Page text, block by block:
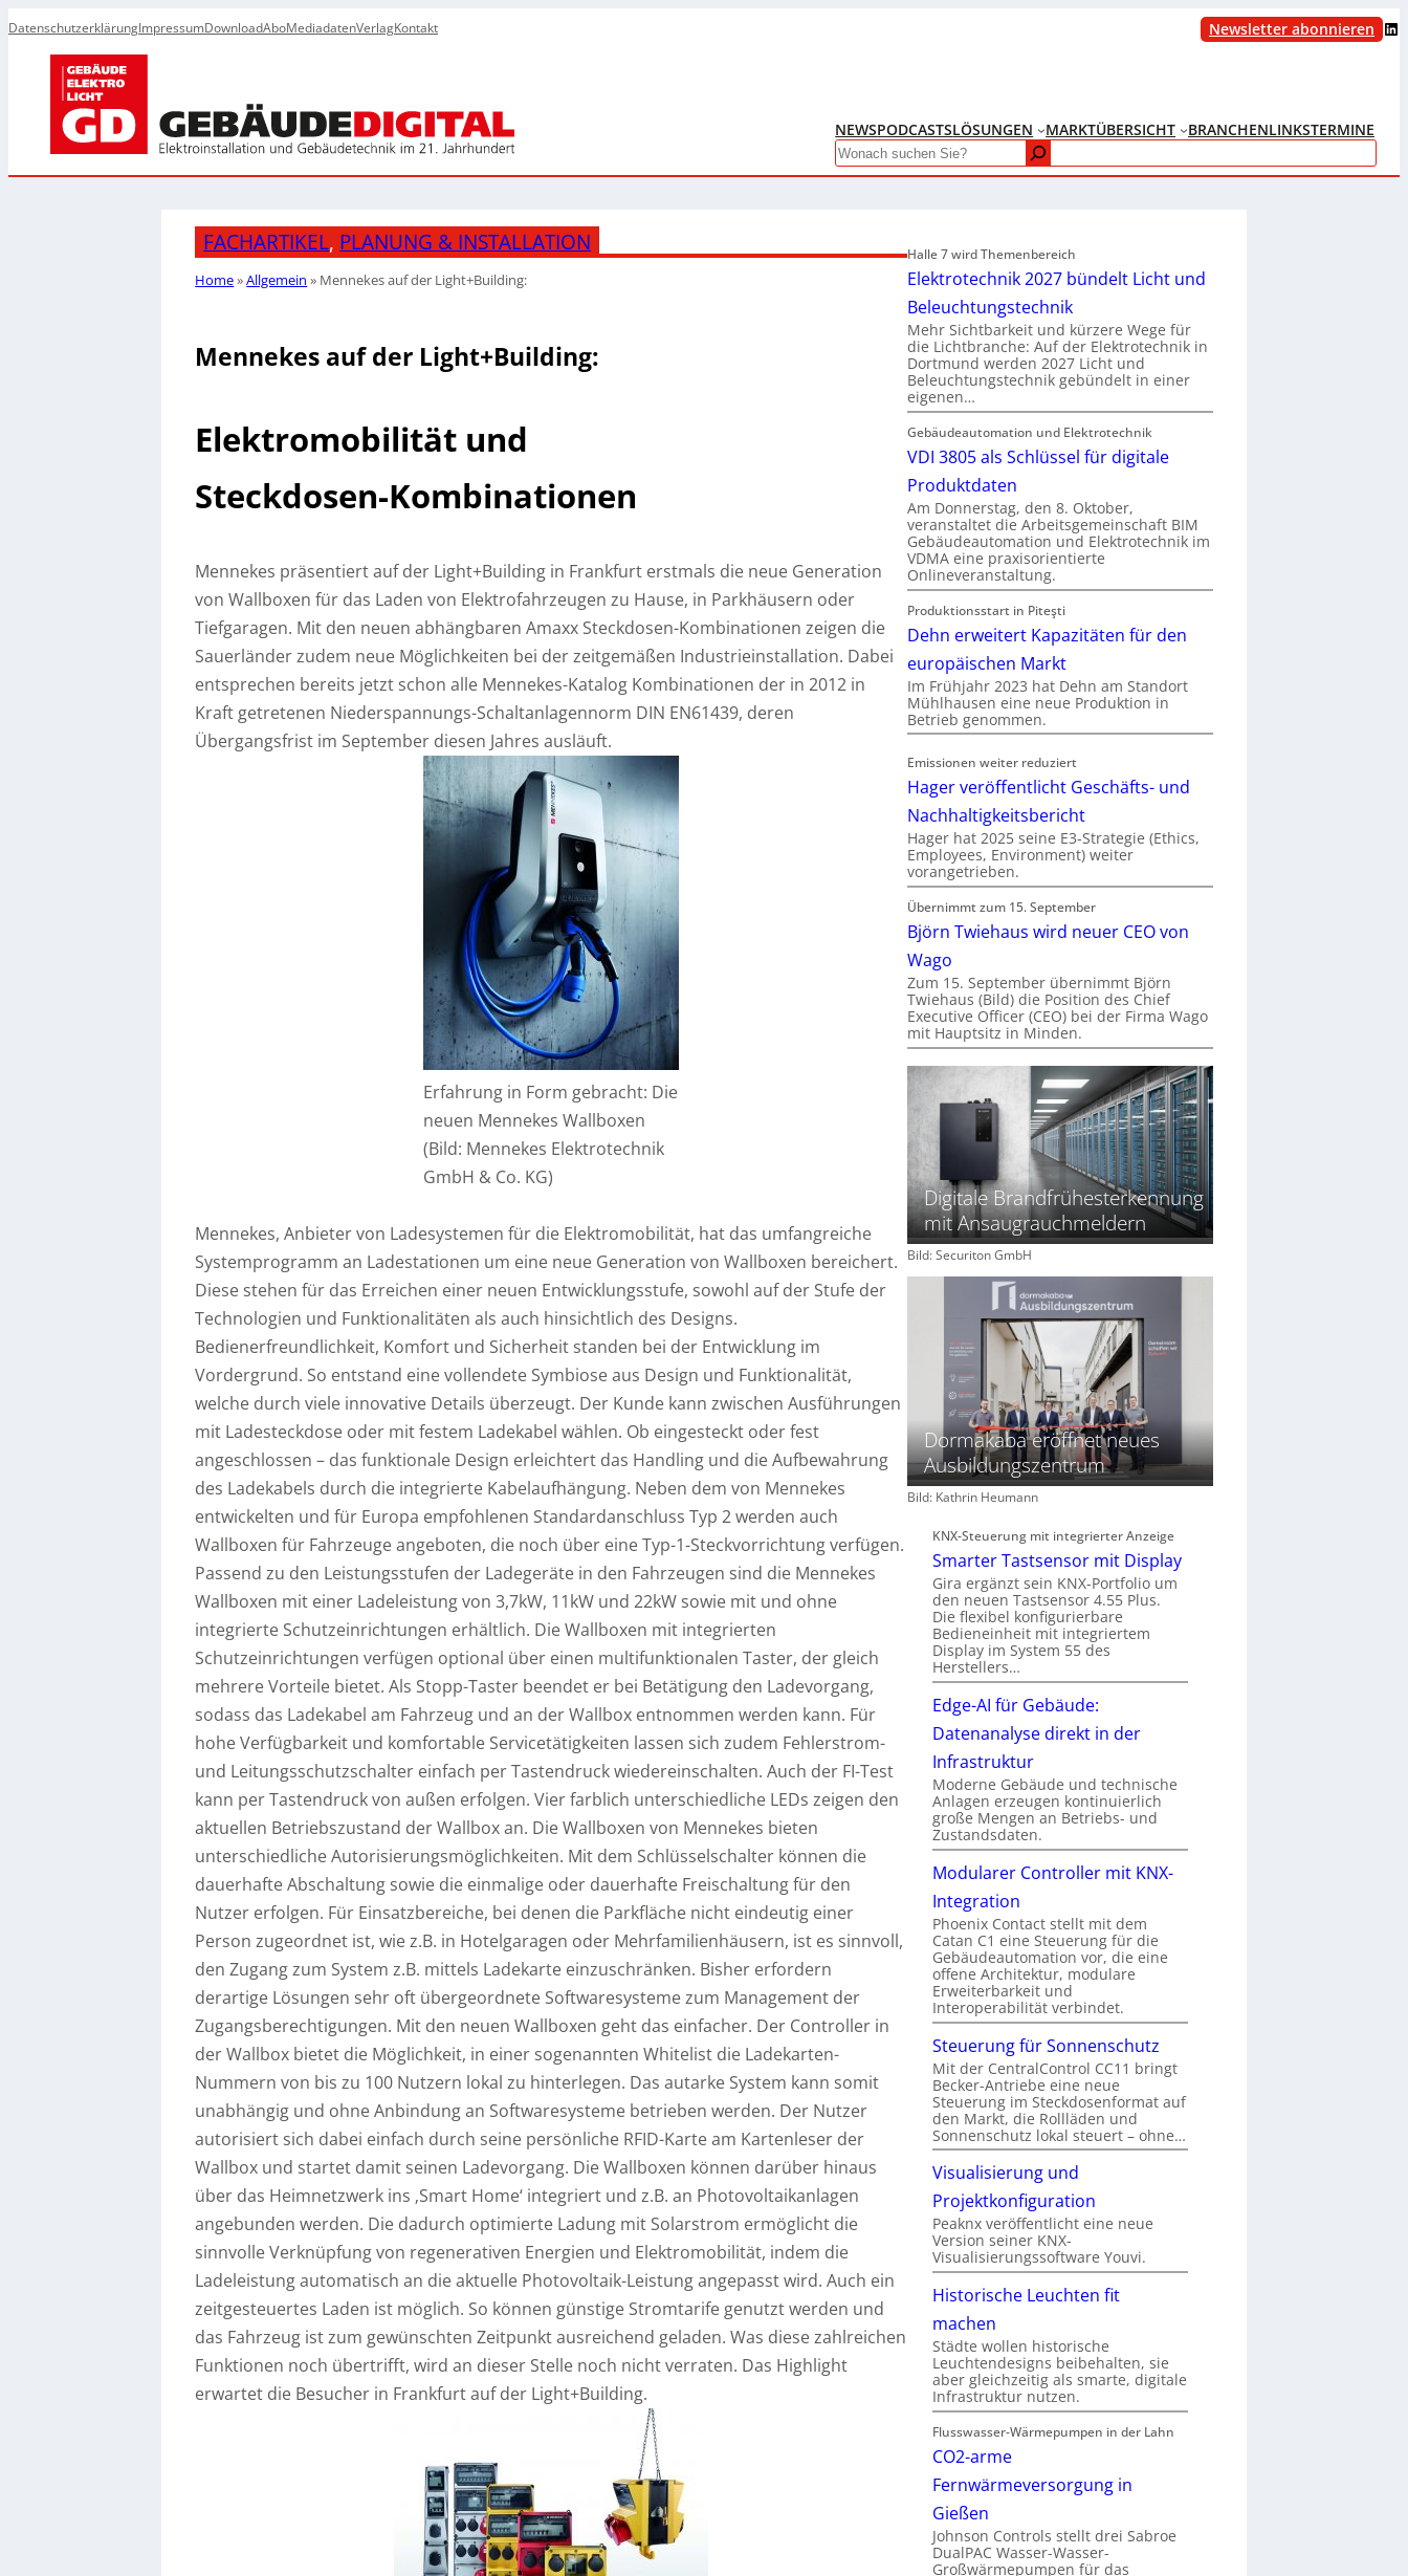
DatenschutzerklärungImpressumDownloadAboMediadatenVerlagKontakt Newsletter abonnieren LinkedIn
NEWSPODCASTSLÖSUNGEN MARKTÜBERSICHT BRANCHENLINKSTERMINE
Search
FACHARTIKEL, PLANUNG & INSTALLATION
Home»Allgemein » Mennekes auf der Light+Building:
Mennekes auf der Light+Building:
Elektromobilität und
Steckdosen-Kombinationen
Mennekes präsentiert auf der Light+Building in Frankfurt erstmals die neue Generation
von Wallboxen für das Laden von Elektrofahrzeugen zu Hause, in Parkhäusern oder
Tiefgaragen. Mit den neuen abhängbaren Amaxx Steckdosen-Kombinationen zeigen die
Sauerländer zudem neue Möglichkeiten bei der zeitgemäßen Industrieinstallation. Dabei
entsprechen bereits jetzt schon alle Mennekes-Katalog Kombinationen der in 2012 in
Kraft getretenen Niederspannungs-Schaltanlagennorm DIN EN61439, deren
Übergangsfrist im September diesen Jahres ausläuft.
Erfahrung in Form gebracht: Die
neuen Mennekes Wallboxen
(Bild: Mennekes Elektrotechnik
GmbH & Co. KG)
Mennekes, Anbieter von Ladesystemen für die Elektromobilität, hat das umfangreiche
Systemprogramm an Ladestationen um eine neue Generation von Wallboxen bereichert.
Diese stehen für das Erreichen einer neuen Entwicklungsstufe, sowohl auf der Stufe der
Technologien und Funktionalitäten als auch hinsichtlich des Designs.
Bedienerfreundlichkeit, Komfort und Sicherheit standen bei der Entwicklung im
Vordergrund. So entstand eine vollendete Symbiose aus Design und Funktionalität,
welche durch viele innovative Details überzeugt. Der Kunde kann zwischen Ausführungen
mit Ladesteckdose oder mit festem Ladekabel wählen. Ob eingesteckt oder fest
angeschlossen – das funktionale Design erleichtert das Handling und die Aufbewahrung
des Ladekabels durch die integrierte Kabelaufhängung. Neben dem von Mennekes
entwickelten und für Europa empfohlenen Standardanschluss Typ 2 werden auch
Wallboxen für Fahrzeuge angeboten, die noch über eine Typ-1-Steckvorrichtung verfügen.
Passend zu den Leistungsstufen der Ladegeräte in den Fahrzeugen sind die Mennekes
Wallboxen mit einer Ladeleistung von 3,7kW, 11kW und 22kW sowie mit und ohne
integrierte Schutzeinrichtungen erhältlich. Die Wallboxen mit integrierten
Schutzeinrichtungen verfügen optional über einen multifunktionalen Taster, der gleich
mehrere Vorteile bietet. Als Stopp-Taster beendet er bei Betätigung den Ladevorgang,
sodass das Ladekabel am Fahrzeug und an der Wallbox entnommen werden kann. Für
hohe Verfügbarkeit und komfortable Servicetätigkeiten lassen sich zudem Fehlerstrom-
und Leitungsschutzschalter einfach per Tastendruck wiedereinschalten. Auch der FI-Test
kann per Tastendruck von außen erfolgen. Vier farblich unterschiedliche LEDs zeigen den
aktuellen Betriebszustand der Wallbox an. Die Wallboxen von Mennekes bieten
unterschiedliche Autorisierungsmöglichkeiten. Mit dem Schlüsselschalter können die
dauerhafte Abschaltung sowie die einmalige oder dauerhafte Freischaltung für den
Nutzer erfolgen. Für Einsatzbereiche, bei denen die Parkfläche nicht eindeutig einer
Person zugeordnet ist, wie z.B. in Hotelgaragen oder Mehrfamilienhäusern, ist es sinnvoll,
den Zugang zum System z.B. mittels Ladekarte einzuschränken. Bisher erfordern
derartige Lösungen sehr oft übergeordnete Softwaresysteme zum Management der
Zugangsberechtigungen. Mit den neuen Wallboxen geht das einfacher. Der Controller in
der Wallbox bietet die Möglichkeit, in einer sogenannten Whitelist die Ladekarten-
Nummern von bis zu 100 Nutzern lokal zu hinterlegen. Das autarke System kann somit
unabhängig und ohne Anbindung an Softwaresysteme betrieben werden. Der Nutzer
autorisiert sich dabei einfach durch seine persönliche RFID-Karte am Kartenleser der
Wallbox und startet damit seinen Ladevorgang. Die Wallboxen können darüber hinaus
über das Heimnetzwerk ins ‚Smart Home‘ integriert und z.B. an Photovoltaikanlagen
angebunden werden. Die dadurch optimierte Ladung mit Solarstrom ermöglicht die
sinnvolle Verknüpfung von regenerativen Energien und Elektromobilität, indem die
Ladeleistung automatisch an die aktuelle Photovoltaik-Leistung angepasst wird. Auch ein
zeitgesteuertes Laden ist möglich. So können günstige Stromtarife genutzt werden und
das Fahrzeug ist zum gewünschten Zeitpunkt ausreichend geladen. Was diese zahlreichen
Funktionen noch übertrifft, wird an dieser Stelle noch nicht verraten. Das Highlight
erwartet die Besucher in Frankfurt auf der Light+Building.
Halle 7 wird Themenbereich
Elektrotechnik 2027 bündelt Licht und
Beleuchtungstechnik
Mehr Sichtbarkeit und kürzere Wege für
die Lichtbranche: Auf der Elektrotechnik in
Dortmund werden 2027 Licht und
Beleuchtungstechnik gebündelt in einer
eigenen…
Gebäudeautomation und Elektrotechnik
VDI 3805 als Schlüssel für digitale
Produktdaten
Am Donnerstag, den 8. Oktober,
veranstaltet die Arbeitsgemeinschaft BIM
Gebäudeautomation und Elektrotechnik im
VDMA eine praxisorientierte
Onlineveranstaltung.
Produktionsstart in Piteşti
Dehn erweitert Kapazitäten für den
europäischen Markt
Im Frühjahr 2023 hat Dehn am Standort
Mühlhausen eine neue Produktion in
Betrieb genommen.
Emissionen weiter reduziert
Hager veröffentlicht Geschäfts- und
Nachhaltigkeitsbericht
Hager hat 2025 seine E3-Strategie (Ethics,
Employees, Environment) weiter
vorangetrieben.
Übernimmt zum 15. September
Björn Twiehaus wird neuer CEO von
Wago
Zum 15. September übernimmt Björn
Twiehaus (Bild) die Position des Chief
Executive Officer (CEO) bei der Firma Wago
mit Hauptsitz in Minden.
Digitale Brandfrühesterkennung
mit Ansaugrauchmeldern
Bild: Securiton GmbH
Dormakaba eröffnet neues
Ausbildungszentrum
Bild: Kathrin Heumann
KNX-Steuerung mit integrierter Anzeige
Smarter Tastsensor mit Display
Gira ergänzt sein KNX-Portfolio um
den neuen Tastsensor 4.55 Plus.
Die flexibel konfigurierbare
Bedieneinheit mit integriertem
Display im System 55 des
Herstellers…
Edge-AI für Gebäude:
Datenanalyse direkt in der
Infrastruktur
Moderne Gebäude und technische
Anlagen erzeugen kontinuierlich
große Mengen an Betriebs- und
Zustandsdaten.
Modularer Controller mit KNX-
Integration
Phoenix Contact stellt mit dem
Catan C1 eine Steuerung für die
Gebäudeautomation vor, die eine
offene Architektur, modulare
Erweiterbarkeit und
Interoperabilität verbindet.
Steuerung für Sonnenschutz
Mit der CentralControl CC11 bringt
Becker-Antriebe eine neue
Steuerung im Steckdosenformat auf
den Markt, die Rollläden und
Sonnenschutz lokal steuert – ohne…
Visualisierung und
Projektkonfiguration
Peaknx veröffentlicht eine neue
Version seiner KNX-
Visualisierungssoftware Youvi.
Historische Leuchten fit
machen
Städte wollen historische
Leuchtendesigns beibehalten, sie
aber gleichzeitig als smarte, digitale
Infrastruktur nutzen.
Flusswasser-Wärmepumpen in der Lahn
CO2-arme
Fernwärmeversorgung in
Gießen
Johnson Controls stellt drei Sabroe
DualPAC Wasser-Wasser-
Großwärmepumpen für das